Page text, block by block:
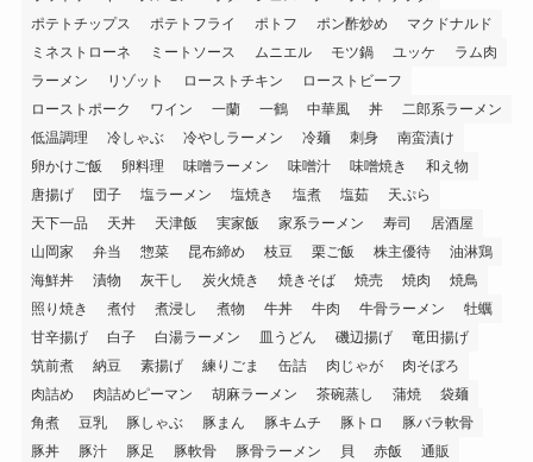
ポテトチップス
ポテトフライ ポトフ ポン酢炒め
マクドナルド
ミネストローネ
ミートソース ムニエル モツ鍋 ユッケ
ラム肉
ラーメン
リゾット ローストチキン
ローストビーフ
ローストポーク
ワイン 一蘭 一鶴 中華風 丼
二郎系ラーメン
低温調理
冷しゃぶ 冷やしラーメン 冷麺 刺身
南蛮漬け
卵かけご飯
卵料理 味噌ラーメン 味噌汁 味噌焼き
和え物
唐揚げ
団子 塩ラーメン 塩焼き 塩煮 塩茹
天ぷら
天下一品
天丼 天津飯 実家飯 家系ラーメン 寿司
居酒屋
山岡家
弁当 惣菜 昆布締め 枝豆 栗ご飯 株主優待
油淋鶏
海鮮丼
漬物 灰干し 炭火焼き 焼きそば 焼売 焼肉
焼鳥
照り焼き
煮付 煮浸し 煮物 牛丼 牛肉 牛骨ラーメン
牡蠣
甘辛揚げ
白子 白湯ラーメン 皿うどん 磯辺揚げ
竜田揚げ
筑前煮
納豆 素揚げ 練りごま 缶詰 肉じゃが
肉そぼろ
肉詰め
肉詰めピーマン 胡麻ラーメン 茶碗蒸し 蒲焼
袋麺
角煮
豆乳 豚しゃぶ 豚まん 豚キムチ 豚トロ
豚バラ軟骨
豚丼
豚汁 豚足 豚軟骨 豚骨ラーメン 貝 赤飯
通販